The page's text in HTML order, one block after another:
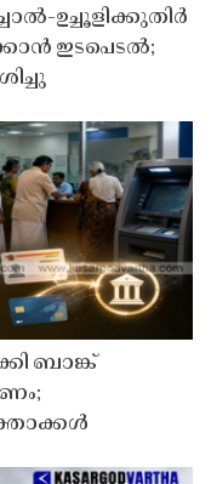
ഉച്ചൂളിക്കുതിർ
ഇടപെടൽ;
ബാങ്ക്